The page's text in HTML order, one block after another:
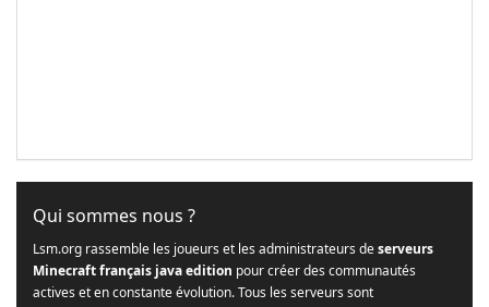
Qui sommes nous ?
Lsm.org rassemble les joueurs et les administrateurs deserveurs
Minecraft français java edition pour créer des communautés
actives et en constante évolution. Tous les serveurs sont